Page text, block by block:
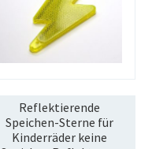
Reflektierende
Speichen-Sterne für
Kinderräder keine